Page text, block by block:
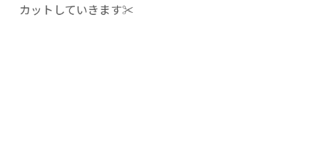
カットしていきます✂︎